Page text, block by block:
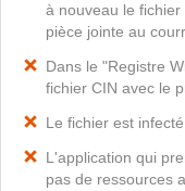
à nouveau le
pièce jointe au
Dans le "Registre
fichier CIN avec le
Le fichier est
L'application qui
pas de ressources